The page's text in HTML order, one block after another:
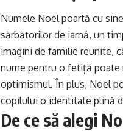
Numele Noel poartă cu
sărbătorilor de iarnă, un
imagini de familie reunite,
nume pentru o fetiță poate
optimismul. În plus, Noel
copilului o identitate plină
De ce să alegi